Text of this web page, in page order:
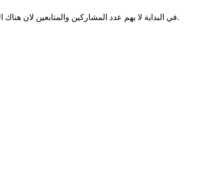
في البداية لا يهم عدد المشاركين والمتابعين لان هناك الكثير من يستفيد لما ياتي من غوغل لهنا بحثا عن سؤاله والعلم كما هو معروف تراكمات مجهودات لرجال عبر التاريخ ولم يتم شيء بسرعة وسهولة.